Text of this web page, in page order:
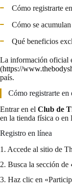
Cómo registrarte
Cómo se
Qué beneficios
La información oficial
(https://
país.
Cómo registrarte
Entrar en el Club de
en la tienda física o en
Registro en línea
1. Accede al sitio de
2. Busca la sección de
3. Haz clic en